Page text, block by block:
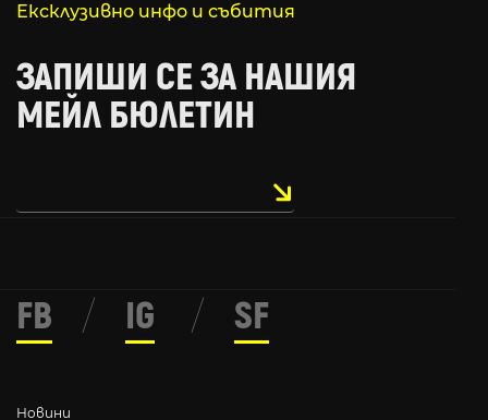
Ексклузивно инфо и събития
ЗАПИШИ СЕ ЗА НАШИЯ
МЕЙЛ БЮЛЕТИН
Новини
FB / IG / SF